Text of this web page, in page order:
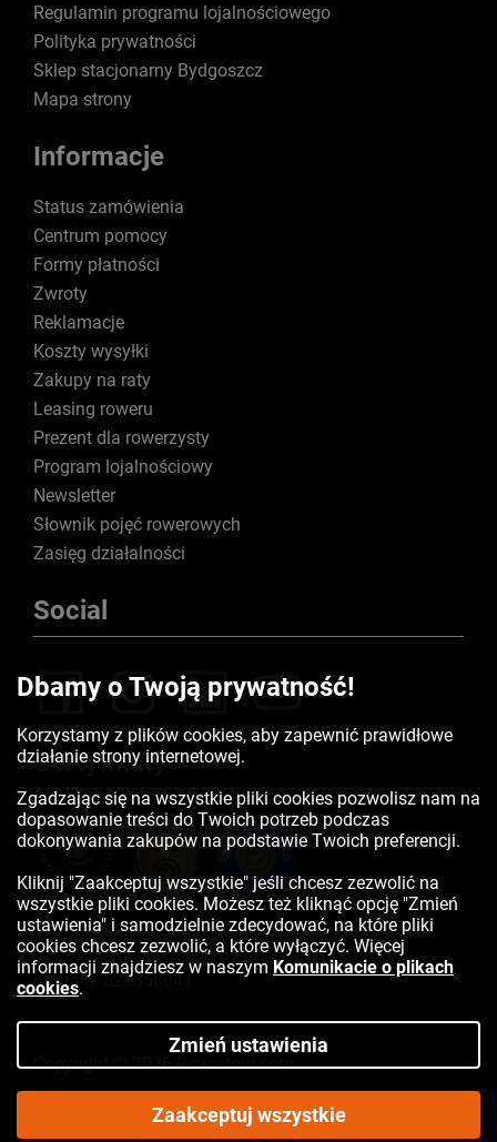
Regulamin programu lojalnościowego
Polityka prywatności
Sklep stacjonarny Bydgoszcz
Mapa strony
Informacje
Status zamówienia
Centrum pomocy
Formy płatności
Zwroty
Reklamacje
Koszty wysyłki
Zakupy na raty
Leasing roweru
Prezent dla rowerzysty
Program lojalnościowy
Newsletter
Słownik pojęć rowerowych
Zasięg działalności
Social
Certyfikaty
Kontakt:523350041
Copyright © 2026 Rowertour.com
Internetowy sklep rowerowy
Dbamy o Twoją prywatność!
Korzystamy z plików cookies, aby zapewnić prawidłowe
działanie strony internetowej.
Zgadzając się na wszystkie pliki cookies pozwolisz nam na
dopasowanie treści do Twoich potrzeb podczas
dokonywania zakupów na podstawie Twoich preferencji.
Kliknij "Zaakceptuj wszystkie" jeśli chcesz zezwolić na
wszystkie pliki cookies. Możesz też kliknąć opcję "Zmień
ustawienia" i samodzielnie zdecydować, na które pliki
cookies chcesz zezwolić, a które wyłączyć. Więcej
informacji znajdziesz w naszym Komunikacie o plikach
cookies.
Zmień ustawienia
Zaakceptuj wszystkie